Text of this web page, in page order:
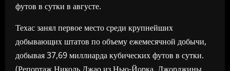
футов в сутки в августе.
Техас занял первое место среди крупнейших
добывающих штатов по объему ежемесячной добычи,
добывая 37,69 миллиарда кубических футов в сутки.